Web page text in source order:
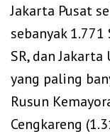
Jakarta Pusat
sebanyak 1.771
SR, dan Jakarta
yang paling
Rusun
Cengkareng